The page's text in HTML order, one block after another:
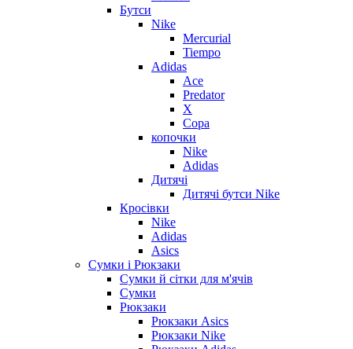
Бутси
Nike
Mercurial
Tiempo
Adidas
Ace
Predator
X
Copa
копочки
Nike
Adidas
Дитячі
Дитячі бутси Nike
Кросівки
Nike
Adidas
Asics
Сумки і Рюкзаки
Сумки й сітки для м'ячів
Сумки
Рюкзаки
Рюкзаки Asics
Рюкзаки Nike